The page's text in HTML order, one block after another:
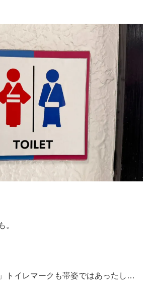
。
トイレマークも帯姿ではあったし…